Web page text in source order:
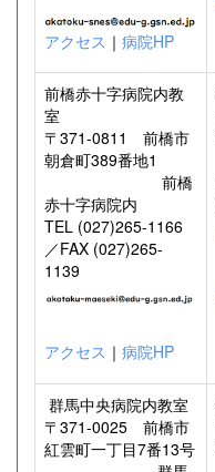
アクセス ｜ 病院HP
前橋赤十字病院内教
室
〒371-0811 前橋市
朝倉町389番地1
前橋
赤十字病院内
TEL (027)265-1166
／FAX (027)265-
1139
アクセス ｜ 病院HP
群馬中央病院内教室
〒371-0025 前橋市
紅雲町一丁目7番13号